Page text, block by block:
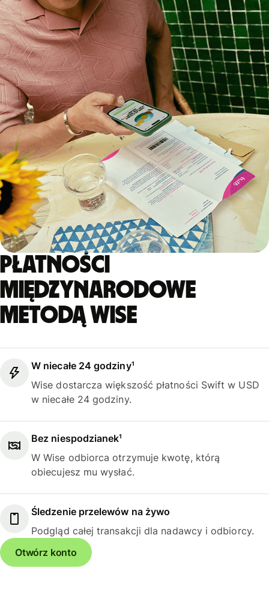
Płatności
międzynarodowe
metodą Wise
W niecałe 24 godziny¹
Wise dostarcza większość płatności Swift w USD
w niecałe 24 godziny.
Bez niespodzianek¹
W Wise odbiorca otrzymuje kwotę, którą
obiecujesz mu wysłać.
Śledzenie przelewów na żywo
Podgląd całej transakcji dla nadawcy i odbiorcy.
Otwórz konto